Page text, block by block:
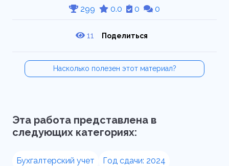
299
0.0 0 0
11 Поделиться
Насколько полезен этот материал?
Эта работа представлена в
следующих категориях:
Бухгалтерский учет Год сдачи: 2024